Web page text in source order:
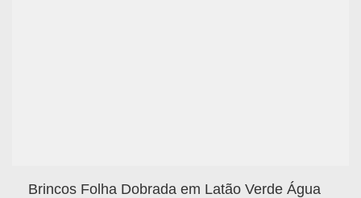
Brincos Folha Dobrada em Latão Verde Água